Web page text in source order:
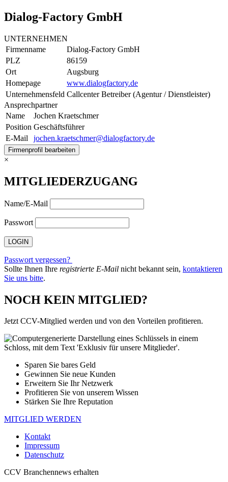
Dialog-Factory GmbH
UNTERNEHMEN
Firmenname
Dialog-Factory GmbH
PLZ
86159
Ort
Augsburg
Homepage
www.dialogfactory.de
Unternehmensfeld Callcenter Betreiber (Agentur / Dienstleister)
Ansprechpartner
Name
Jochen Kraetschmer
Position Geschäftsführer
E-Mail
jochen.kraetschmer@dialogfactory.de
Firmenprofil bearbeiten
×
MITGLIEDERZUGANG
Name/E-Mail
Passwort
Passwort vergessen?
Sollte Ihnen Ihre registrierte E-Mail nicht bekannt sein, kontaktieren
Sie uns bitte.
NOCH KEIN MITGLIED?
Jetzt CCV-Mitglied werden und von den Vorteilen profitieren.
Sparen Sie bares Geld
Gewinnen Sie neue Kunden
Erweitern Sie Ihr Netzwerk
Profitieren Sie von unserem Wissen
Stärken Sie Ihre Reputation
MITGLIED WERDEN
Kontakt
Impressum
Datenschutz
CCV Branchennews erhalten